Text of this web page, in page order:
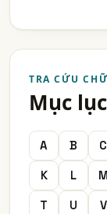
TRA CỨU
Mục
A B C
K
L M
T
U V